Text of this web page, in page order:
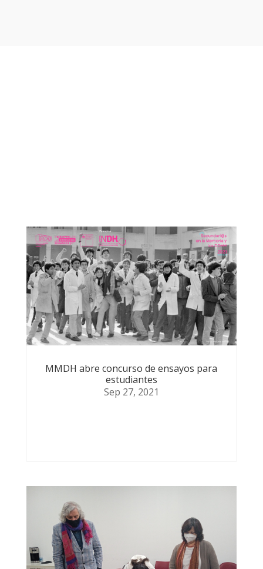
MMDH abre concurso de ensayos para
estudiantes
Sep 27, 2021